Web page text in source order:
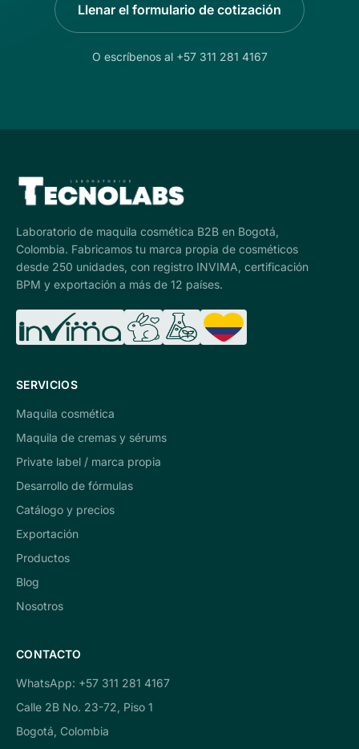
Llenar el formulario de cotización
O escríbenos al +57 311 281 4167
Laboratorio de maquila cosmética B2B en Bogotá,
Colombia. Fabricamos tu marca propia de cosméticos
desde 250 unidades, con registro INVIMA, certificación
BPM y exportación a más de 12 países.
SERVICIOS
Maquila cosmética
Maquila de cremas y sérums
Private label / marca propia
Desarrollo de fórmulas
Catálogo y precios
Exportación
Productos
Blog
Nosotros
CONTACTO
WhatsApp: +57 311 281 4167
Calle 2B No. 23-72, Piso 1
Bogotá, Colombia